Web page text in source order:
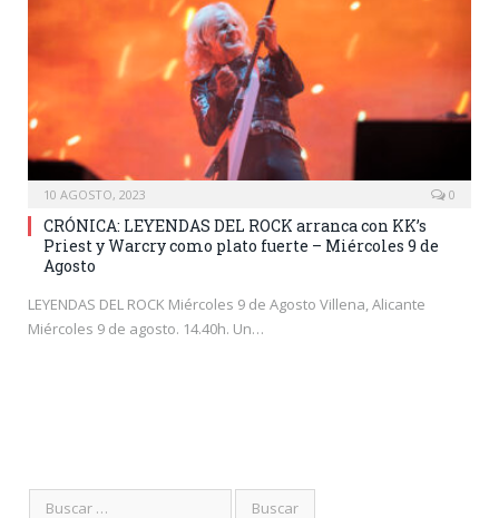
10 AGOSTO, 2023 0
CRÓNICA: LEYENDAS DEL ROCK arranca con KK’s
Priest y Warcry como plato fuerte – Miércoles 9 de
Agosto
LEYENDAS DEL ROCK Miércoles 9 de Agosto Villena, Alicante
Miércoles 9 de agosto. 14.40h. Un…